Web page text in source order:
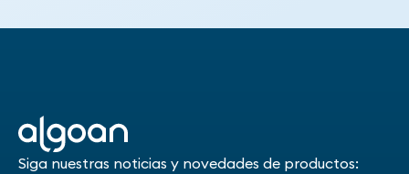
Siga nuestras noticias y novedades de productos: